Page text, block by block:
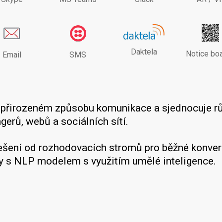
Email SMS Daktela Notice
způsobu komunikace a sjednocuje
webů a sociálních sítí.
od rozhodovacích stromů pro běžné
s NLP modelem s využitím umělé inteligence.